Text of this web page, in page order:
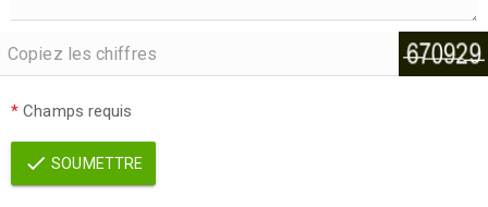
* Champs requis
SOUMETTRE